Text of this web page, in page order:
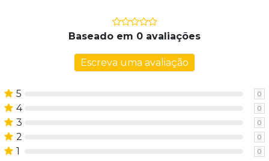
Baseado em 0 avaliações
Escreva uma avaliação
5 0
4 0
3 0
2 0
1 0